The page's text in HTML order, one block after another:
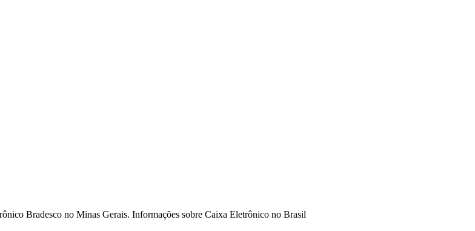
Bradesco no Minas Gerais. Informações sobre Caixa Eletrônico no Brasil